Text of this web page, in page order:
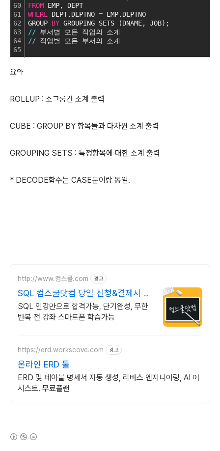
60
61
62
63
64
65
FROM EMP, DEPT
WHERE DEPT.DEPTNO = EMP.DEPTNO
GROUP BY GROUPING SETS (DNAME, JOB);
// 부서별 모든 직업의 소계
// 직업별 모든 부서의 소계
요약
ROLLUP : 소그룹간 소계 출력
CUBE : GROUP BY 항목들과 다차원 소계 출력
GROUPING SETS : 특정항목에 대한 소계 출력
* DECODE함수는 CASE문이랑 동일.
http://www.컴스쿨.com 광고
SQL 컴스쿨닷컴 당일 신청&결제시 기
프티콘!
SQL 인강만으로 합격가능, 단기완성, 무한
반복 전 강좌 스마트폰 학습가능
https://erd.workscove.com 광고
온라인 ERD 툴
ERD 및 테이블 명세서 자동 생성, 리버스 엔지니어링, AI 어
시스트. 무료플랜